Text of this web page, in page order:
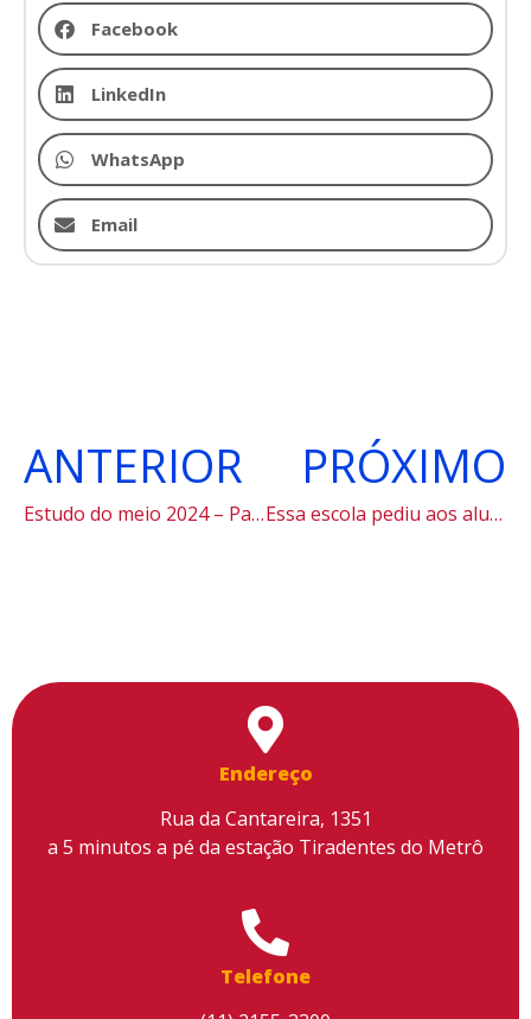
Facebook
LinkedIn
WhatsApp
Email
ANTERIOR
Estudo do meio 2024 – Paraty
PRÓXIMO
Essa escola pediu aos alunos uma redação do Enem 100% feita pelo ChatGPT: qual foi o resultado?
Endereço
Rua da Cantareira, 1351
a 5 minutos a pé da estação Tiradentes do Metrô
Telefone